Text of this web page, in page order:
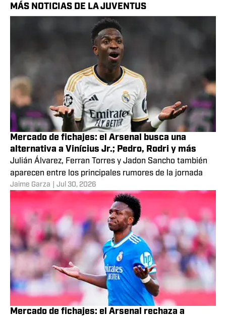
MÁS NOTICIAS DE LA JUVENTUS
Mercado de fichajes: el Arsenal busca una
alternativa a Vinícius Jr.; Pedro, Rodri y más
Julián Álvarez, Ferran Torres y Jadon Sancho también
aparecen entre los principales rumores de la jornada
Jaime Garza Jul 30, 2026
Mercado de fichajes: el Arsenal rechaza a